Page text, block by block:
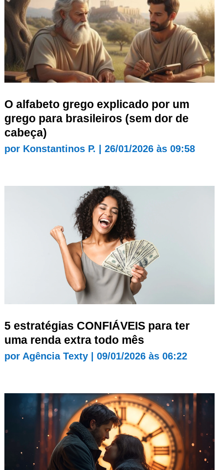
O alfabeto grego explicado por um
grego para brasileiros (sem dor de
cabeça)
por Konstantinos P. 26/01/2026 às 09:58
5 estratégias CONFIÁVEIS para ter
uma renda extra todo mês
por Agência Texty| 09/01/2026 às 06:22